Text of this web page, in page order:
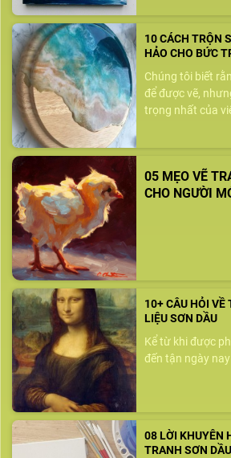
10 CÁCH TRỘN
HẢO CHO BỨC
Chúng tôi biết
để được vẽ,
trọng nhất của
05 MẸO VẼ
CHO NGƯỜI
10+ CÂU HỎI VỀ
LIỆU SƠN DẦU
Kể từ khi được
đến tận ngày
08 LỜI KHUYÊN
TRANH SƠN